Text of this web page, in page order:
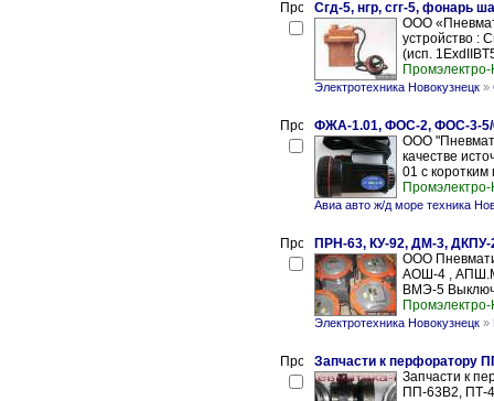
Сгд-5, нгр, сгг-5, фонарь
ООО
устройство :
(исп.
Электротехника Новокузнецк »
ФЖА-1.01, ФОС-2, ФОС-3-5/
ООО
качестве
01 с
Авиа авто ж/д море техника
ПРН-63, КУ-92, ДМ-3,
ООО
АОШ-4 ,
ВМЭ-5
Электротехника Новокузнецк »
Запчасти к перфоратору
Запчасти к
ПП-63В2, ПТ-